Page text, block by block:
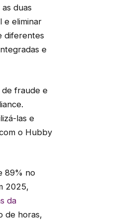
duas
e eliminar
diferentes
e
de fraude e
las e
o Hubby
89% no
2025,
da
de horas,